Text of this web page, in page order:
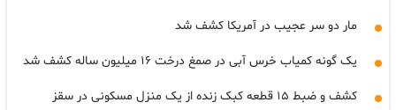
مار دو سر عجیب در آمریکا کشف شد
یک گونه کمیاب خرس آبی در صمغ درخت ۱۶ میلیون ساله کشف شد
کشف و ضبط ۱۵ قطعه کبک زنده از یک منزل مسکونی در سقز